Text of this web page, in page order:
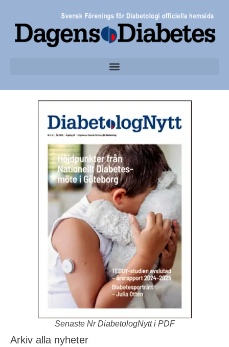
Senaste Nr DiabetologNytt i PDF
Arkiv alla nyheter